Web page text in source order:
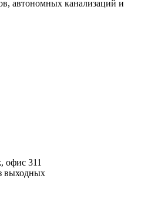
автономных канализаций и
офис 311
выходных